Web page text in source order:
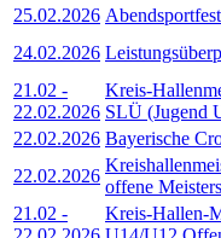
25.02.2026
24.02.2026
21.02 -
22.02.2026
Kreis-
SLÜ (Jugend
22.02.2026 Bayerische
22.02.2026
offene
21.02 -
Kreis-Hallen-